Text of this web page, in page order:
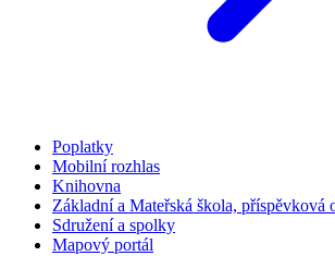
Poplatky
Mobilní rozhlas
Knihovna
Základní a Mateřská škola, příspěvková
Sdružení a spolky
Mapový portál